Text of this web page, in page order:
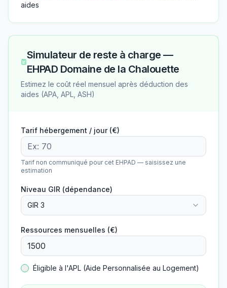
aides
Simulateur de reste à charge —
EHPAD Domaine de la Chalouette
Estimez le coût réel mensuel après déduction des
aides (APA, APL, ASH)
Tarif hébergement / jour (€)
Tarif non communiqué pour cet EHPAD — saisissez une
estimation
Niveau GIR (dépendance)
GIR 3
Ressources mensuelles (€)
Éligible à l'APL (Aide Personnalisée au Logement)